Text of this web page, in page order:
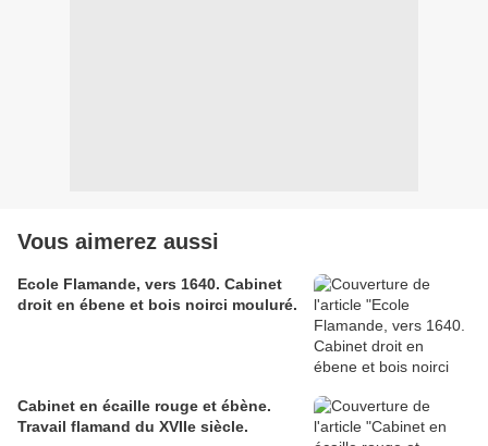
Vous aimerez aussi
Ecole Flamande, vers 1640. Cabinet
droit en ébene et bois noirci mouluré.
Cabinet en écaille rouge et ébène.
Travail flamand du XVIIe siècle.